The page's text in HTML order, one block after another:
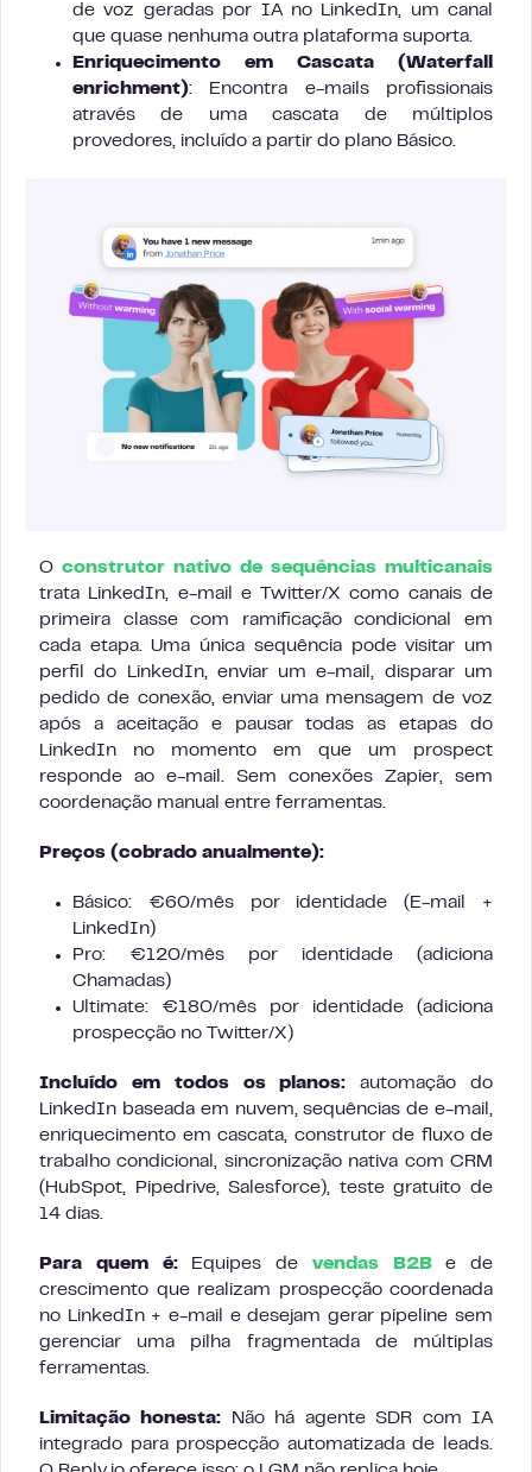
de voz geradas por IA no LinkedIn, um canal
que quase nenhuma outra plataforma suporta.
Enriquecimento em Cascata (Waterfall
enrichment): Encontra e-mails profissionais
através de uma cascata de múltiplos
provedores, incluído a partir do plano Básico.
O construtor nativo de sequências multicanais
trata LinkedIn, e-mail e Twitter/X como canais de
primeira classe com ramificação condicional em
cada etapa. Uma única sequência pode visitar um
perfil do LinkedIn, enviar um e-mail, disparar um
pedido de conexão, enviar uma mensagem de voz
após a aceitação e pausar todas as etapas do
LinkedIn no momento em que um prospect
responde ao e-mail. Sem conexões Zapier, sem
coordenação manual entre ferramentas.
Preços (cobrado anualmente):
Básico: €60/mês por identidade (E-mail +
LinkedIn)
Pro: €120/mês por identidade (adiciona
Chamadas)
Ultimate: €180/mês por identidade (adiciona
prospecção no Twitter/X)
Incluído em todos os planos: automação do
LinkedIn baseada em nuvem, sequências de e-mail,
enriquecimento em cascata, construtor de fluxo de
trabalho condicional, sincronização nativa com CRM
(HubSpot, Pipedrive, Salesforce), teste gratuito de
14 dias.
Para quem é:Equipes de vendas B2Be de
crescimento que realizam prospecção coordenada
no LinkedIn + e-mail e desejam gerar pipeline sem
gerenciar uma pilha fragmentada de múltiplas
ferramentas.
Limitação honesta: Não há agente SDR com IA
integrado para prospecção automatizada de leads.